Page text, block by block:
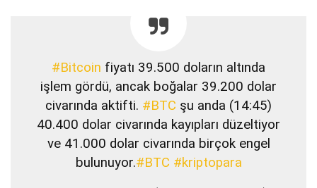
#Bitcoin fiyatı 39.500 doların altında
işlem gördü, ancak boğalar 39.200 dolar
civarında aktifti. #BTC şu anda (14:45)
40.400 dolar civarında kayıpları düzeltiyor
ve 41.000 dolar civarında birçok engel
bulunuyor.#BTC #kriptopara